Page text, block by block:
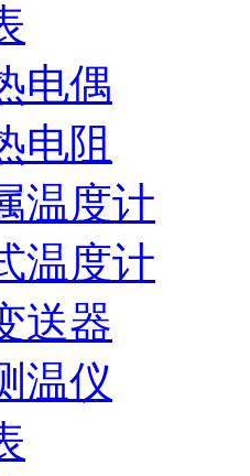
电偶
电阻
温度计
温度计
送器
温仪